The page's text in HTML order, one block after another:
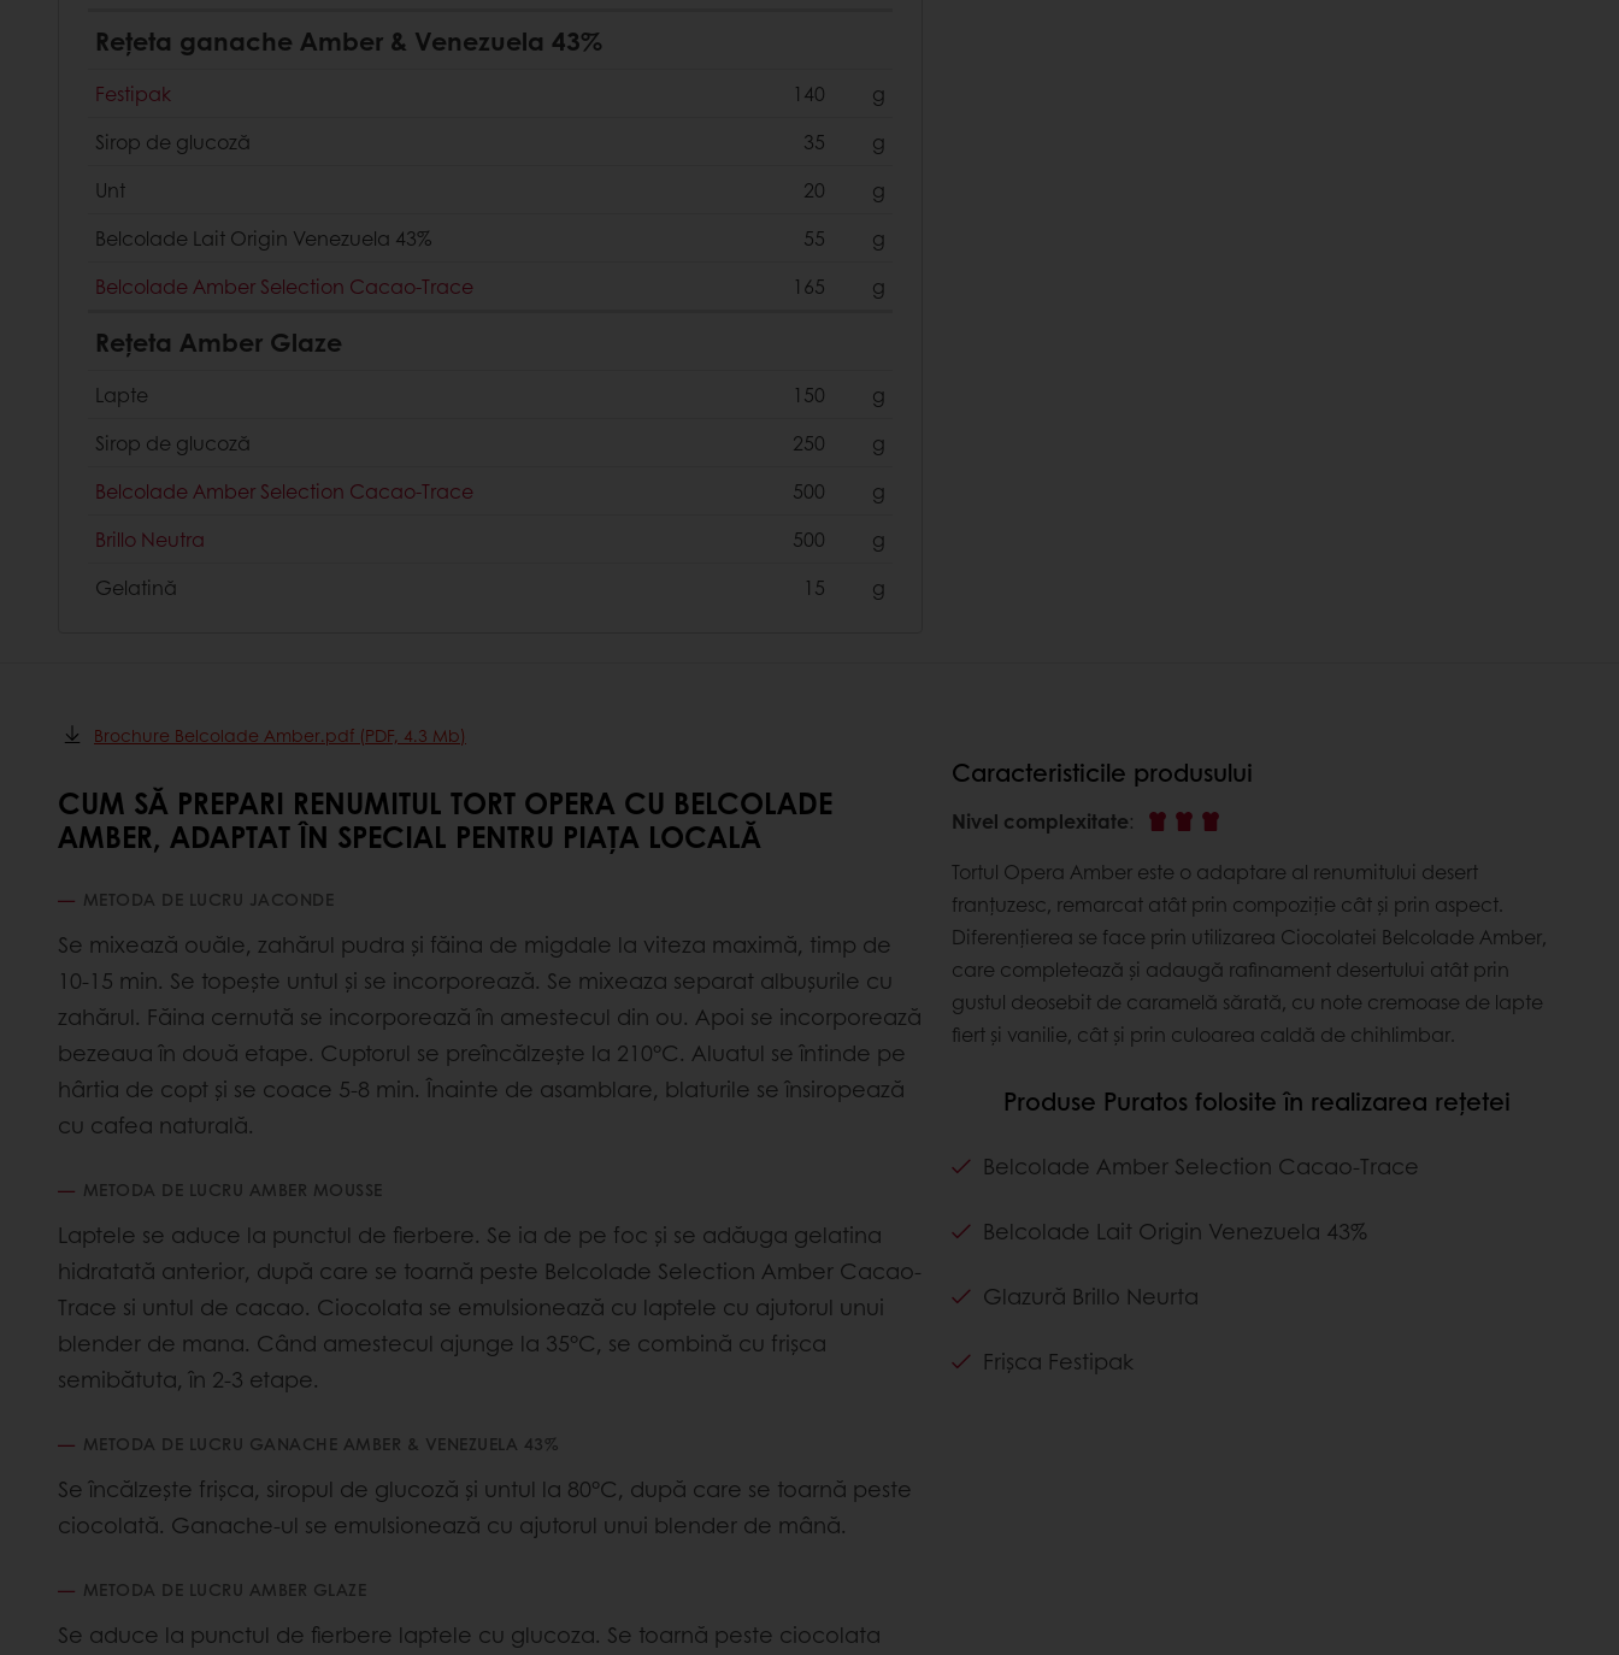
Rețeta ganache Amber & Venezuela 43%
Festipak 140
g
Sirop de glucoză
35
g
Unt
20
g
Belcolade Lait Origin Venezuela 43%
55
g
Belcolade Amber Selection Cacao-Trace
165 g
Rețeta Amber Glaze
Lapte 150
g
Sirop de glucoză
250
g
Belcolade Amber Selection Cacao-Trace
500
g
Brillo Neutra
500
g
Gelatină
15 g
Brochure Belcolade Amber.pdf (PDF, 4.3 Mb)
CUM SĂ PREPARI RENUMITUL TORT OPERA CU BELCOLADE
AMBER, ADAPTAT ÎN SPECIAL PENTRU PIAȚA LOCALĂ
METODA DE LUCRU JACONDE
Se mixează ouăle, zahărul pudra și făina de migdale la viteza maximă, timp de
10-15 min. Se topește untul și se incorporează. Se mixeaza separat albușurile cu
zahărul. Făina cernută se incorporează în amestecul din ou. Apoi se incorporează
bezeaua în două etape. Cuptorul se preîncălzește la 210°C. Aluatul se întinde pe
hârtia de copt și se coace 5-8 min. Înainte de asamblare, blaturile se însiropează
cu cafea naturală.
METODA DE LUCRU AMBER MOUSSE
Laptele se aduce la punctul de fierbere. Se ia de pe foc și se adăuga gelatina
hidratată anterior, după care se toarnă peste Belcolade Selection Amber Cacao-
Trace si untul de cacao. Ciocolata se emulsionează cu laptele cu ajutorul unui
blender de mana. Când amestecul ajunge la 35°C, se combină cu frișca
semibătuta, în 2-3 etape.
METODA DE LUCRU GANACHE AMBER & VENEZUELA 43%
Se încălzește frișca, siropul de glucoză și untul la 80°C, după care se toarnă peste
ciocolată. Ganache-ul se emulsionează cu ajutorul unui blender de mână.
METODA DE LUCRU AMBER GLAZE
Se aduce la punctul de fierbere laptele cu glucoza. Se toarnă peste ciocolata
Caracteristicile produsului
Nivel complexitate:
Tortul Opera Amber este o adaptare al renumitului desert
franțuzesc, remarcat atât prin compoziție cât și prin aspect.
Diferențierea se face prin utilizarea Ciocolatei Belcolade Amber,
care completează și adaugă rafinament desertului atât prin
gustul deosebit de caramelă sărată, cu note cremoase de lapte
fiert și vanilie, cât și prin culoarea caldă de chihlimbar.
Produse Puratos folosite în realizarea rețetei
Belcolade Amber Selection Cacao-Trace
Belcolade Lait Origin Venezuela 43%
Glazură Brillo Neurta
Frișca Festipak